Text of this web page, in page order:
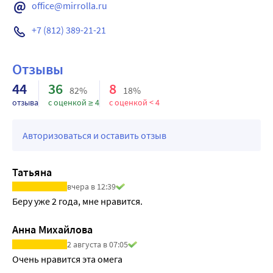
Энергетическая ценность на 100 г продукта: 2870кДж/696
ккал.
OCEANICA ОMEGA-3-6-9 - продукт из высококачественного
норвежскими производителями.
Благодаря современной высокотехнологичной
обработке, на выходе получается качественный
концентрат Омега-3, содержащий ценные ПНЖК
Способствует улучшению работы сердца, мозга, сосудов,
office@mirrolla.ru
+7 (812) 389-21-21
Отзывы
44
отзыва
36 82%
с оценкой ≥ 4
8 18%
с оценкой < 4
Авторизоваться и оставить отзыв
Татьяна
вчера в 12:39
Беру уже 2 года, мне нравится.
Анна Михайлова
2 августа в 07:05
Очень нравится эта омега